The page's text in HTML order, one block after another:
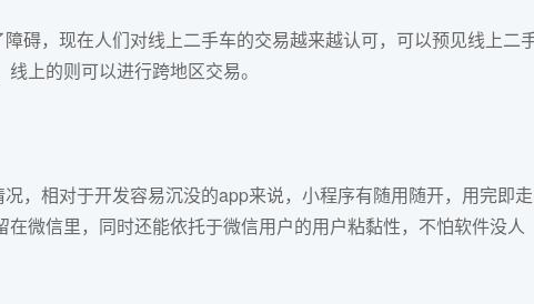
，现在人们对线上二手车的交易越来越认可，可以预见线上二
上的则可以进行跨地区交易。
相对于开发容易沉没的app来说，小程序有随用随开，用完即
微信里，同时还能依托于微信用户的用户粘黏性，不怕软件没人